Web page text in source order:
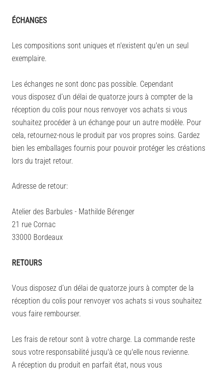
ÉCHANGES
Les compositions sont uniques et n'existent qu'en un seul
exemplaire.
Les échanges ne sont donc pas possible. Cependant
vous disposez d’un délai de quatorze jours à compter de la
réception du colis pour nous renvoyer vos achats si vous
souhaitez procéder à un échange pour un autre modèle. Pour
cela, retournez-nous le produit par vos propres soins. Gardez
bien les emballages fournis pour pouvoir protéger les créations
lors du trajet retour.
Adresse de retour:
Atelier des Barbules - Mathilde Bérenger
21 rue Cornac
33000 Bordeaux​
RETOURS
Vous disposez d’un délai de quatorze jours à compter de la
réception du colis pour renvoyer vos achats si vous souhaitez
vous faire rembourser.
Les frais de retour sont à votre charge. La commande reste
sous votre responsabilité jusqu'à ce qu'elle nous revienne.
A réception du produit en parfait état, nous vous